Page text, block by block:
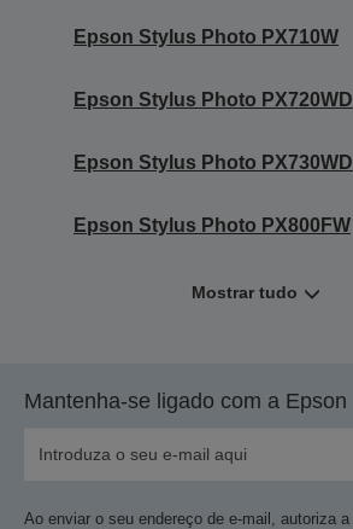
Epson Stylus Photo PX710W
Epson Stylus Photo PX720WD
Epson Stylus Photo PX730WD
Epson Stylus Photo PX800FW
Mostrar tudo
Mantenha-se ligado com a Epson
Ao enviar o seu endereço de e-mail, autoriza